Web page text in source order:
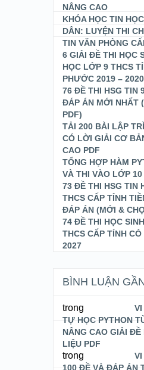
NÂNG CAO
KHÓA HỌC TIN
DÂN: LUYỆN THI
TIN VĂN PHÒNG
6 GIẢI ĐỀ THI HỌC
HỌC LỚP 9 THCS
PHƯỚC 2019 – 2020
76 ĐỀ THI HSG TIN
ĐÁP ÁN MỚI NHẤT
PDF)
TẢI 200 BÀI LẬP
CÓ LỜI GIẢI CƠ
CAO PDF
TỔNG HỢP HÀM
VÀ THI VÀO LỚP 10
73 ĐỀ THI HSG TIN
THCS CẤP TỈNH
ĐÁP ÁN (MỚI &
74 ĐỀ THI HỌC
THCS CẤP TỈNH
2027
BÌNH LUẬN
VI
trong
TỰ HỌC PYTHON
NÂNG CAO GIẢI ĐỀ
LIỆU PDF
VI
trong
100 ĐỀ VÀ ĐÁP ÁN